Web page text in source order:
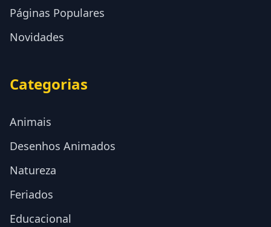
Páginas Populares
Novidades
Categorias
Animais
Desenhos Animados
Natureza
Feriados
Educacional